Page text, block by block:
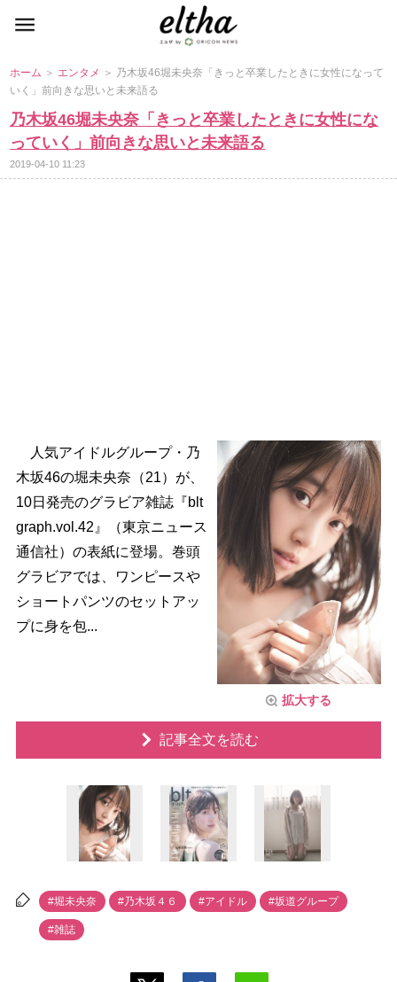
ホーム ＞ エンタメ ＞ 乃木坂46堀未央奈「きっと卒業したときに女性になって
いく」前向きな思いと未来語る
乃木坂46堀未央奈「きっと卒業したときに女性にな
っていく」前向きな思いと未来語る
2019-04-10 11:23
拡大する
人気アイドルグループ・乃
木坂46の堀未央奈（21）が、
10日発売のグラビア雑誌『blt
graph.vol.42』（東京ニュース
通信社）の表紙に登場。巻頭
グラビアでは、ワンピース
ショートパンツのセットアッ
プに身を包...
記事全文を読む
#堀未央奈 #乃木坂４６ #アイドル #坂道グループ
#雑誌